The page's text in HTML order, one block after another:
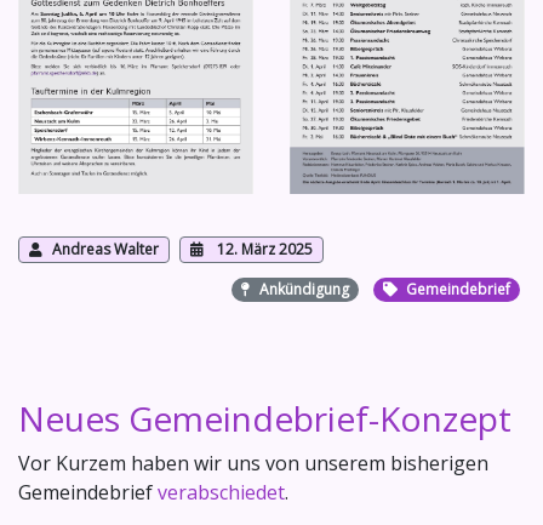
Andreas Walter
12. März 2025
Ankündigung
Gemeindebrief
Neues Gemeindebrief-Konzept
Vor Kurzem haben wir uns von unserem bisherigen
Gemeindebriefverabschiedet.